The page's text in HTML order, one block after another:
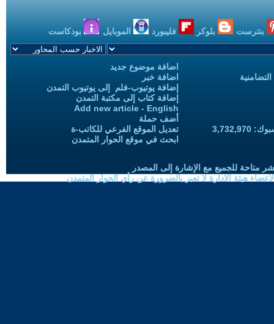
بنترست بلوكر فليبورد الموبايل بودكاست
اضافة موضوع جديد
اضافة خبر
إضافة يوتيوب-فلم إلى يوتيوب التمدن
إضافة كتاب إلى مكتبة التمدن
Add new article - English
أضف حملة
تعديل الموقع الفرعي للكاتب-ة
ابحث في موقع الحوار المتمدن
متاحة للجميع مع الإشارة إلى المصدر
هيئة الادارة لا تعبر بالضرورة عن رأي الحوار المتمدن